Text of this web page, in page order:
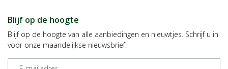
Blijf op de hoogte
Blijf op de hoogte van alle aanbiedingen en nieuwtjes. Schrijf u in
voor onze maandelijkse nieuwsbrief.
E-mailadres